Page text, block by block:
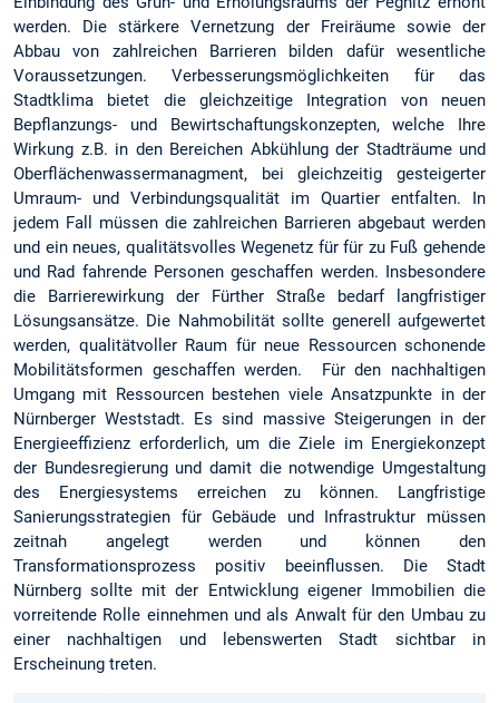
werden. Die stärkere Vernetzung der Freiräume sowie der
Abbau von zahlreichen Barrieren bilden dafür wesentliche
Voraussetzungen. Verbesserungsmöglichkeiten für das
Stadtklima bietet die gleichzeitige Integration von neuen
Bepflanzungs- und Bewirtschaftungskonzepten, welche Ihre
Wirkung z.B. in den Bereichen Abkühlung der Stadträume und
Oberflächenwassermanagment, bei gleichzeitig gesteigerter
Umraum- und Verbindungsqualität im Quartier entfalten. In
jedem Fall müssen die zahlreichen Barrieren abgebaut werden
und ein neues, qualitätsvolles Wegenetz für für zu Fuß gehende
und Rad fahrende Personen geschaffen werden. Insbesondere
die Barrierewirkung der Fürther Straße bedarf langfristiger
Lösungsansätze. Die Nahmobilität sollte generell aufgewertet
werden, qualitätvoller Raum für neue Ressourcen schonende
Mobilitätsformen geschaffen werden. Für den nachhaltigen
Umgang mit Ressourcen bestehen viele Ansatzpunkte in der
Nürnberger Weststadt. Es sind massive Steigerungen in der
Energieeffizienz erforderlich, um die Ziele im Energiekonzept
der Bundesregierung und damit die notwendige Umgestaltung
des Energiesystems erreichen zu können. Langfristige
Sanierungsstrategien für Gebäude und Infrastruktur müssen
zeitnah angelegt werden und können den
Transformationsprozess positiv beeinflussen. Die Stadt
Nürnberg sollte mit der Entwicklung eigener Immobilien die
vorreitende Rolle einnehmen und als Anwalt für den Umbau zu
einer nachhaltigen und lebenswerten Stadt sichtbar in
Erscheinung treten.